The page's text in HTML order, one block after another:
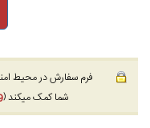
شما کمک میکند (